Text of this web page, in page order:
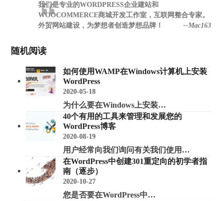
我们是专业的WORDPRESS企业建站和
WOOCOMMERCE商城开发工作室，互联网整合专家。
外贸网站建设，为梦想者创造梦想品牌！
--Mac163
随机阅读
如何使用WAMP在Windows计算机上安装
WordPress
2020-05-18
为什么要在Windows上安装…
40个有用的工具来管理和发展您的
WordPress博客
2020-08-19
用户经常向我们询问有关我们使用…
在WordPress中创建301重定向的初学者指
南（逐步）
2020-10-27
您是否要在WordPress中…